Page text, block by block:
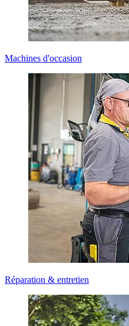
Machines d'occasion
Réparation & entretien